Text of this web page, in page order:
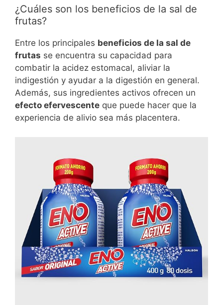
¿Cuáles son los beneficios de la sal de
frutas?
Entre los principales beneficios de la sal de
frutas se encuentra su capacidad para
combatir la acidez estomacal, aliviar la
indigestión y ayudar a la digestión en general.
Además, sus ingredientes activos ofrecen un
efecto efervescente que puede hacer que la
experiencia de alivio sea más placentera.